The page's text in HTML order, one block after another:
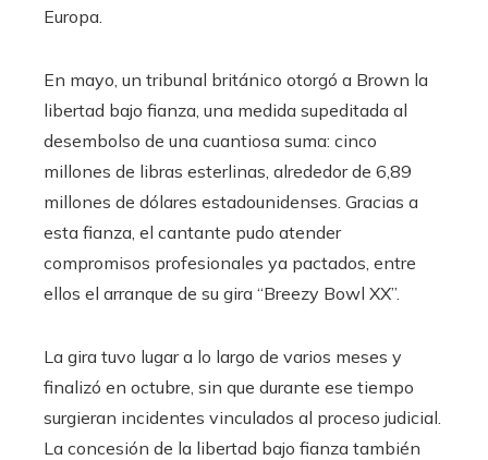
Europa.
En mayo, un tribunal británico otorgó a Brown la
libertad bajo fianza, una medida supeditada al
desembolso de una cuantiosa suma: cinco
millones de libras esterlinas, alrededor de 6,89
millones de dólares estadounidenses. Gracias a
esta fianza, el cantante pudo atender
compromisos profesionales ya pactados, entre
ellos el arranque de su gira “Breezy Bowl XX”.
La gira tuvo lugar a lo largo de varios meses y
finalizó en octubre, sin que durante ese tiempo
surgieran incidentes vinculados al proceso judicial.
La concesión de la libertad bajo fianza también